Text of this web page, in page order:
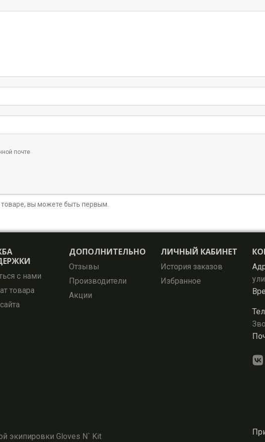
почте
вы можете быть первым.
с нами
товара
ДОПОЛНИТЕЛЬНО
Отзывы
Производители
Акции
ЛИЧНЫЙ КАБИНЕТ
История заказов
Избранное
экипировки Gloves N` Kit